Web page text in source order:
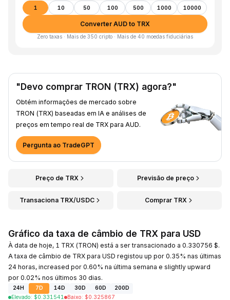
1 10 50 100 500 1000 10000
Converter AUD to TRX
Zero taxas · Mais de 350 cripto · Mais de 40 moedas fiduciárias
"Devo comprar TRON (TRX) agora?"
Obtém informações de mercado sobre
TRON (TRX) baseadas em IA e análises de
preços em tempo real de TRX para AUD.
Pergunta ao TradeGPT
Preço de TRX Previsão de preço
Transaciona TRX/USDC Comprar TRX
Gráfico da taxa de câmbio de TRX para USD
À data de hoje, 1 TRX (TRON) está a ser transacionado a 0.330756 $.
A taxa de câmbio de TRX para USD registou up por 0.35% nas últimas
24 horas, increased por 0.60% na última semana e slightly upward
por 0.02% nos últimos 30 dias.
24H 7D 14D 30D 60D
200D
Elevado: $0.331541 Baixo: $0.325867